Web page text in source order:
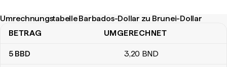
Umrechnungstabelle Barbados-Dollar zu Brunei-Dollar
Umrechnungstabelle Barbados-Dollar zu Brunei-Dollar
BETRAG UMGERECHNET
5 BBD 3,20 BND